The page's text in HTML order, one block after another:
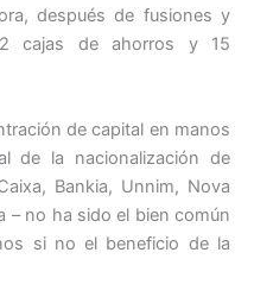
después de fusiones y
2 cajas de ahorros y 15
de capital en manos
de la nacionalización de
Bankia, Unnim, Nova
– no ha sido el bien común
si no el beneficio de la